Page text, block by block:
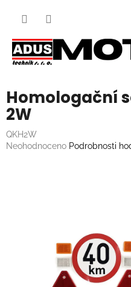
Homologační
2W
QKH2W
Průměrné
Neohodnoceno Podrobnosti